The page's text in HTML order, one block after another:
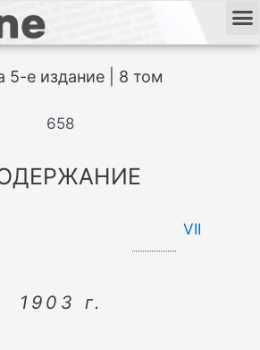
е издание | 8 том
658
VII
1903 г.